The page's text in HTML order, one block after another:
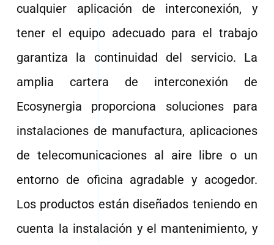
cualquier aplicación de interconexión, y
tener el equipo adecuado para el trabajo
garantiza la continuidad del servicio. La
amplia cartera de interconexión de
Ecosynergia proporciona soluciones para
instalaciones de manufactura, aplicaciones
de telecomunicaciones al aire libre o un
entorno de oficina agradable y acogedor.
Los productos están diseñados teniendo en
cuenta la instalación y el mantenimiento, y